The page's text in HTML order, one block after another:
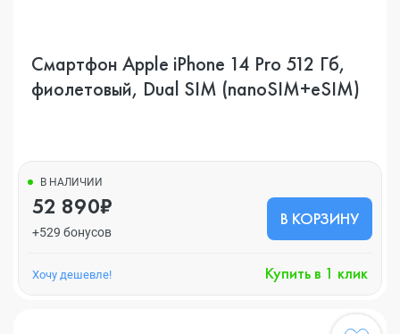
Смартфон Apple iPhone 14 Pro 512 Гб,
фиолетовый, Dual SIM (nanoSIM+eSIM)
В НАЛИЧИИ
52 890₽
+529 бонусов
В КОРЗИНУ
Хочу дешевле! Купить в 1 клик